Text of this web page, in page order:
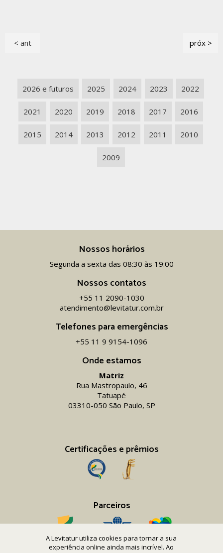
A Levitatur utiliza cookies para tornar a sua
experiência online ainda mais incrível. Ao
< ant próx >
2026 e futuros 2025 2024 2023 2022
2021 2020 2019 2018 2017 2016
2015 2014 2013 2012 2011 2010
2009
Onde estamos
Matriz
Rua Mastropaulo, 46
Tatuapé
03310-050 São Paulo, SP
Certificações e prêmios
Parceiros
Nossos horários
Segunda a sexta das 08:30 às 19:00
Nossos contatos
+55 11 2090-1030
atendimento@levitatur.com.br
Telefones para emergências
+55 11 9 9154-1096‬